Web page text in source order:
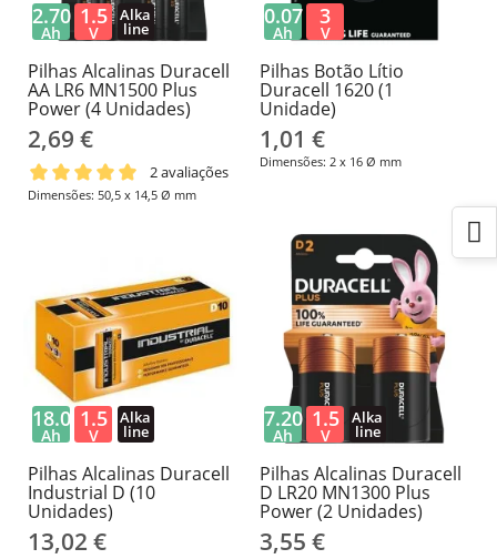
Pilhas Alcalinas Duracell
AA LR6 MN1500 Plus
Power (4 Unidades)
2,69 €
2 avaliações
Dimensões: 50,5 x 14,5 Ø mm
2.70
Ah
1.5
V
Alka
line
Pilhas Botão Lítio
Duracell 1620 (1
Unidade)
1,01 €
Dimensões: 2 x 16 Ø mm
0.07
Ah
3
V
Pilhas Alcalinas Duracell
Industrial D (10
Unidades)
13,02 €
18.0
Ah
1.5
V
Alka
line
Pilhas Alcalinas Duracell
D LR20 MN1300 Plus
Power (2 Unidades)
3,55 €
7.20
Ah
1.5
V
Alka
line